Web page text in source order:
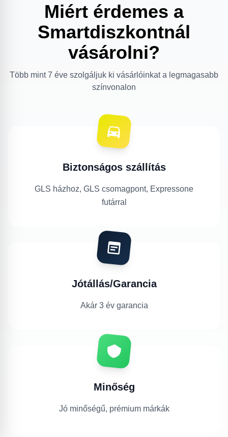
Miért érdemes a
Smartdiszkontnál
vásárolni?
Több mint 7 éve szolgáljuk ki vásárlóinkat a legmagasabb
színvonalon
Biztonságos szállítás
GLS házhoz, GLS csomagpont, Expressone
futárral
Jótállás/Garancia
Akár 3 év garancia
Minőség
Jó minőségű, prémium márkák